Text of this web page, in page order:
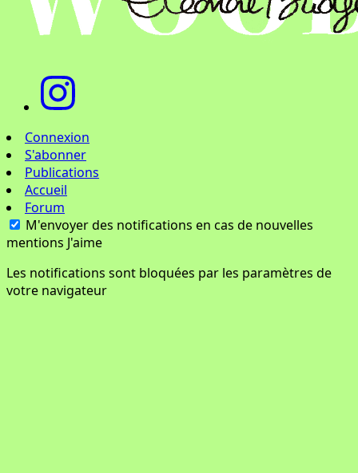
Connexion
S'abonner
Publications
Accueil
Forum
M'envoyer des notifications en cas de nouvelles
mentions J'aime
Les notifications sont bloquées par les paramètres de
votre navigateur